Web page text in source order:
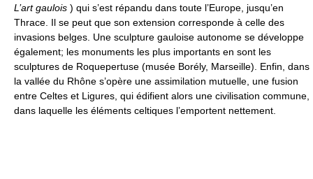
L’art gaulois ) qui s’est répandu dans toute l’Europe, jusqu’en
Thrace. Il se peut que son extension corresponde à celle des
invasions belges. Une sculpture gauloise autonome se développe
également; les monuments les plus importants en sont les
sculptures de Roquepertuse (musée Borély, Marseille). Enfin, dans
la vallée du Rhône s’opère une assimilation mutuelle, une fusion
entre Celtes et Ligures, qui édifient alors une civilisation commune,
dans laquelle les éléments celtiques l’emportent nettement.